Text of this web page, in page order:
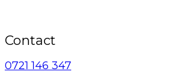
Contact
0721 146 347